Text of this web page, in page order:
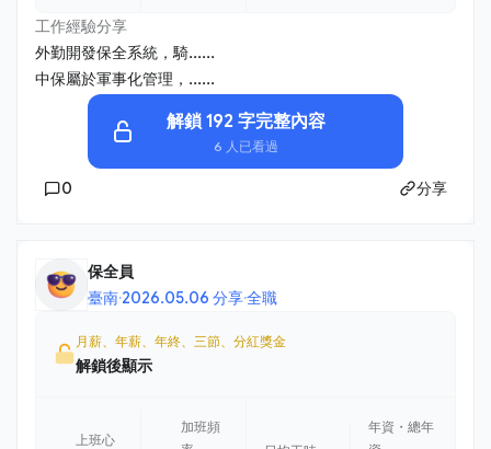
工作經驗分享
外勤開發保全系統，騎......
中保屬於軍事化管理，......
解鎖 192 字完整內容
6 人已看過
0 分享
保全員
臺南·2026.05.06 分享·全職
月薪、年薪、年終、三節、分紅獎金
解鎖後顯示
上班心
加班頻
年資・總年